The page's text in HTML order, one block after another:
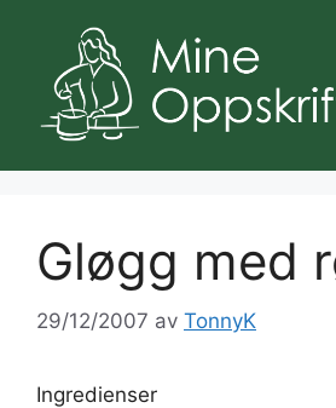
innhold
Gløgg med
29/12/2007 av TonnyK
Ingredienser